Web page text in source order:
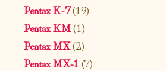
Pentax K-7(19)
Pentax KM(1)
Pentax MX(2)
Pentax MX-1 (7)